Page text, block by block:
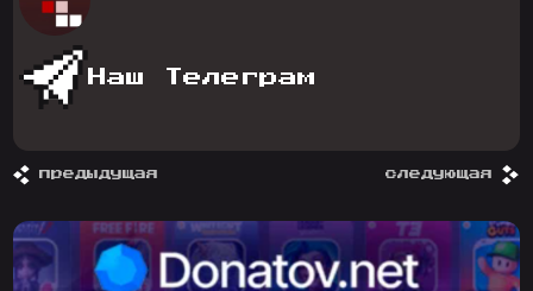
Наш Телеграм
предыдущая следующая